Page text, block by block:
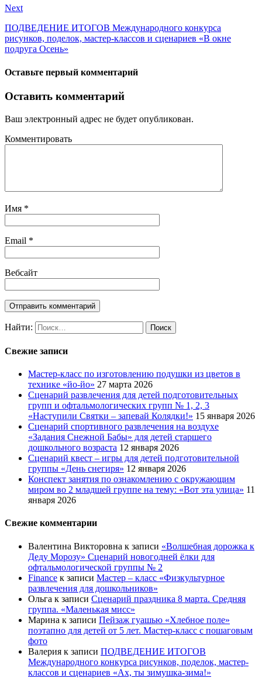
Next
ПОДВЕДЕНИЕ ИТОГОВ Международного конкурса
рисунков, поделок, мастер-классов и сценариев «В окне
подруга Осень»
Оставьте первый комментарий
Оставить комментарий
Ваш электронный адрес не будет опубликован.
Комментировать
Имя *
Email *
Вебсайт
Найти:
Свежие записи
Мастер-класс по изготовлению подушки из цветов в
технике «йо-йо» 27 марта 2026
Сценарий развлечения для детей подготовительных
групп и офтальмологических групп № 1, 2, 3
«Наступили Святки – запевай Колядки!» 15 января 2026
Сценарий спортивного развлечения на воздухе
«Задания Снежной Бабы» для детей старшего
дошкольного возраста 12 января 2026
Сценарий квест – игры для детей подготовительной
группы «День снегиря» 12 января 2026
Конспект занятия по ознакомлению с окружающим
миром во 2 младшей группе на тему: «Вот эта улица» 11
января 2026
Свежие комментарии
Валентина Викторовна к записи «Волшебная дорожка к
Деду Морозу» Сценарий новогодней ёлки для
офтальмологической группы № 2
Finance к записи Мастер – класс «Физкультурное
развлечения для дошкольников»
Ольга к записи Сценарий праздника 8 марта. Средняя
группа. «Маленькая мисс»
Марина к записи Пейзаж гуашью «Хлебное поле»
поэтапно для детей от 5 лет. Мастер-класс с пошаговым
фото
Валерия к записи ПОДВЕДЕНИЕ ИТОГОВ
Международного конкурса рисунков, поделок, мастер-
классов и сценариев «Ах, ты зимушка-зима!»